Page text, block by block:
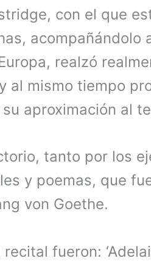
con el que
acompañándolo
realzó
al mismo tiempo
aproximación al
tanto por los
y poemas, que
von Goethe.
fueron: